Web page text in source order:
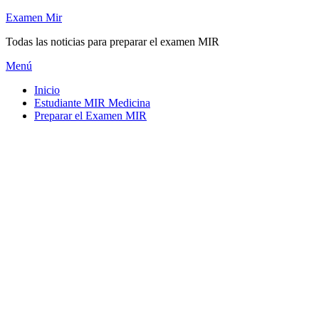
Saltar
contenido
Examen Mir
Todas las noticias para preparar el examen MIR
Menú
Inicio
Estudiante MIR Medicina
Preparar el Examen MIR